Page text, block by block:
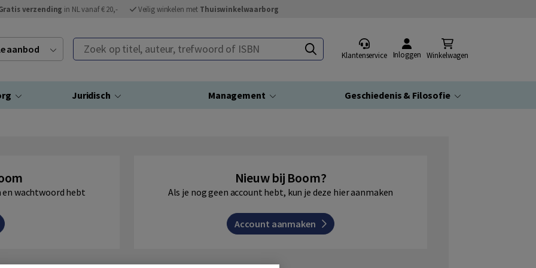
verzending in NL vanaf € 20,- Veilig winkelen met Thuiswinkelwaarborg
aanbod Zoek op titel, auteur, trefwoord of ISBN
Klantenservice Inloggen Winkelwagen
Juridisch Management Geschiedenis & Filosofie
en wachtwoord hebt
Nieuw bij Boom?
Als je nog geen account hebt, kun je deze hier aanmaken
Account aanmaken